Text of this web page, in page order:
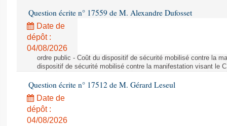
Question écrite n° 17559 de M. Alexandre Dufosset
Date de
dépôt :
04/08/2026
ordre public - Coût du dispositif de sécurité mobilisé contre la
dispositif de sécurité mobilisé contre la manifestation visant le
Question écrite n° 17512 de M. Gérard Leseul
Date de
dépôt :
04/08/2026